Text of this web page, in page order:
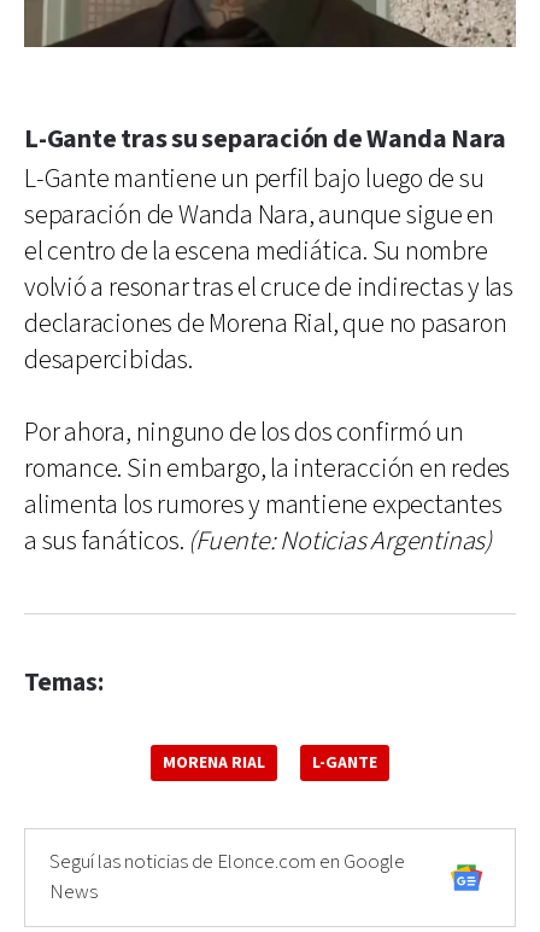
L-Gante tras su separación de Wanda Nara
L-Gante mantiene un perfil bajo luego de su
separación de Wanda Nara, aunque sigue en
el centro de la escena mediática. Su nombre
volvió a resonar tras el cruce de indirectas y las
declaraciones de Morena Rial, que no pasaron
desapercibidas.
Por ahora, ninguno de los dos confirmó un
romance. Sin embargo, la interacción en redes
alimenta los rumores y mantiene expectantes
a sus fanáticos. (Fuente: Noticias Argentinas)
Temas:
MORENA RIAL L-GANTE
Seguí las noticias de Elonce.com en Google
News